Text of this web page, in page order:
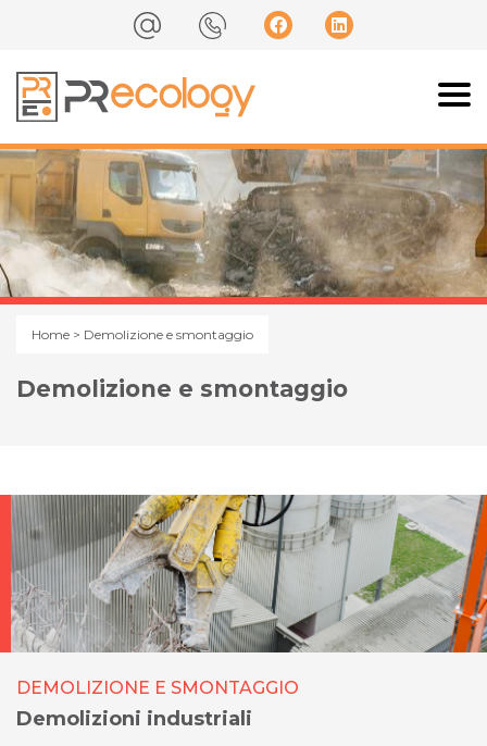
Home > Demolizione e smontaggio
Demolizione e smontaggio
DEMOLIZIONE E SMONTAGGIO
Demolizioni industriali